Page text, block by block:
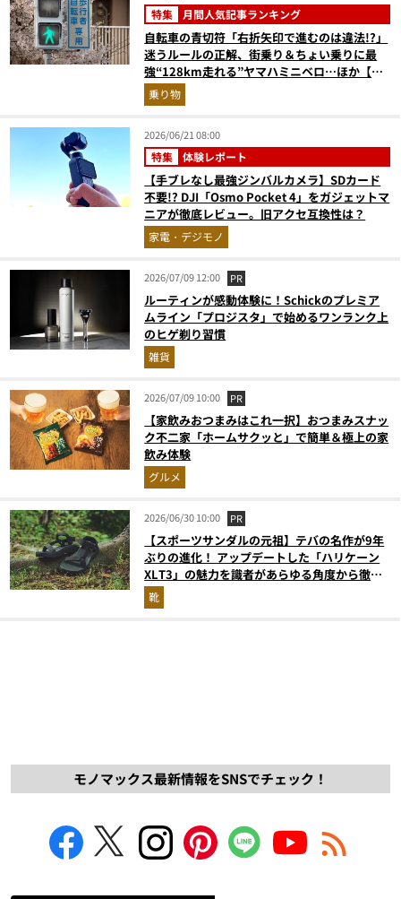
特集 月間人気記事ランキング
自転車の青切符「右折矢印で進むのは違法!?」
迷うルールの正解、街乗り＆ちょい乗りに最
強“128km走れる”ヤマハミニベロ…ほか【自
転車の人気記事ランキングベスト3】（2026年
5月版）
乗り物
2026/06/21 08:00
特集 体験レポート
【手ブレなし最強ジンバルカメラ】SDカード
不要!? DJI「Osmo Pocket 4」をガジェットマ
ニアが徹底レビュー。旧アクセ互換性は？
家電・デジモノ
2026/07/09 12:00 PR
ルーティンが感動体験に！Schickのプレミア
ムライン「プロジスタ」で始めるワンランク上
のヒゲ剃り習慣
雑貨
2026/07/09 10:00 PR
【家飲みおつまみはこれ一択】おつまみスナッ
ク不二家「ホームサクッと」で簡単＆極上の家
飲み体験
グルメ
2026/06/30 10:00 PR
【スポーツサンダルの元祖】テバの名作が9年
ぶりの進化！ アップデートした「ハリケーン
XLT3」の魅力を識者があらゆる角度から徹底
解説！
靴
モノマックス最新情報をSNSでチェック！